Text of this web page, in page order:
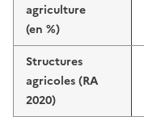
agriculture
(en %)
Structures
agricoles (RA
2020)